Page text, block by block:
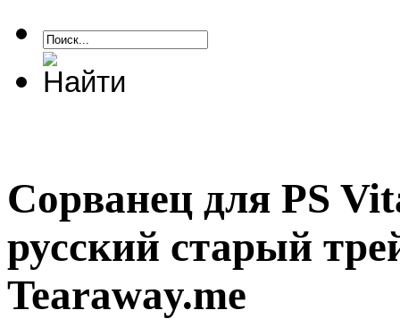
Сорванец для PS
русский старый
Tearaway.me